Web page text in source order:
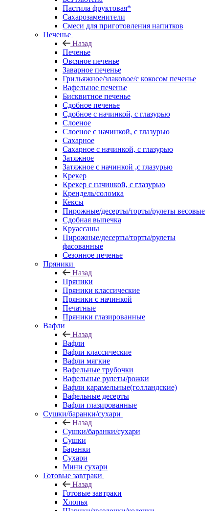
Пастила фруктовая*
Сахарозаменители
Смеси для приготовления напитков
Печенье
Назад
Печенье
Овсяное печенье
Заварное печенье
Грильяжное/злаковое/с кокосом печенье
Вафельное печенье
Бисквитное печенье
Сдобное печенье
Сдобное с начинкой, с глазурью
Слоеное
Слоеное с начинкой, с глазурью
Сахарное
Сахарное с начинкой, с глазурью
Затяжное
Затяжное с начинкой ,с глазурью
Крекер
Крекер с начинкой, с глазурью
Крендель/соломка
Кексы
Пирожные/десерты/торты/рулеты весовые
Сдобная выпечка
Круассаны
Пирожные/десерты/торты/рулеты
фасованные
Сезонное печенье
Пряники
Назад
Пряники
Пряники классические
Пряники с начинкой
Печатные
Пряники глазированные
Вафли
Назад
Вафли
Вафли классические
Вафли мягкие
Вафельные трубочки
Вафельные рулеты/рожки
Вафли карамельные(голландские)
Вафельные десерты
Вафли глазированные
Сушки/баранки/сухари
Назад
Сушки/баранки/сухари
Сушки
Баранки
Сухари
Мини сухари
Готовые завтраки
Назад
Готовые завтраки
Хлопья